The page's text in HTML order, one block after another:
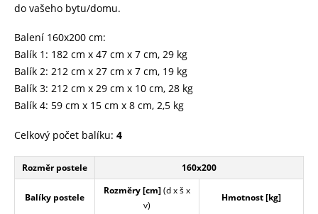
do vašeho bytu/domu.
Balení 160x200 cm:
Balík 1: 182 cm x 47 cm x 7 cm, 29 kg
Balík 2: 212 cm x 27 cm x 7 cm, 19 kg
Balík 3: 212 cm x 29 cm x 10 cm, 28 kg
Balík 4: 59 cm x 15 cm x 8 cm, 2,5 kg
Celkový počet balíku: 4
Rozměr postele 160x200
Balíky postele
Rozměry [cm](d x š x
v)
Hmotnost [kg]